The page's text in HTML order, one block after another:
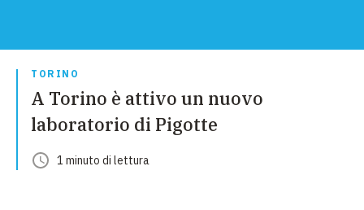
TORINO
A Torino è attivo un nuovo
laboratorio di Pigotte
1 minuto di lettura